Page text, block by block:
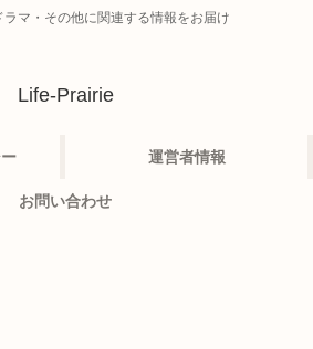
マ・その他に関連する情報をお届け
Life-Prairie
運営者情報
お問い合わせ